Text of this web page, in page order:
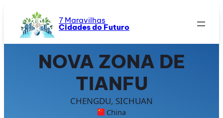
conteúdo
7 Maravilhas
Cidades do Futuro
NOVA ZONA DE
TIANFU
CHENGDU, SICHUAN
China